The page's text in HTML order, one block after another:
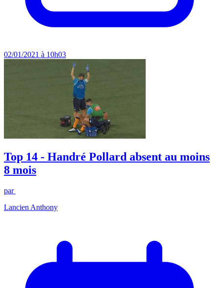
02/01/2021 à 10h03
Top 14 - Handré Pollard absent au moins
8 mois
par
Lancien Anthony